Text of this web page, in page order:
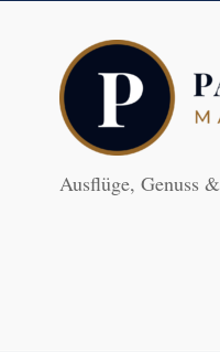
Ausflüge, Genuss